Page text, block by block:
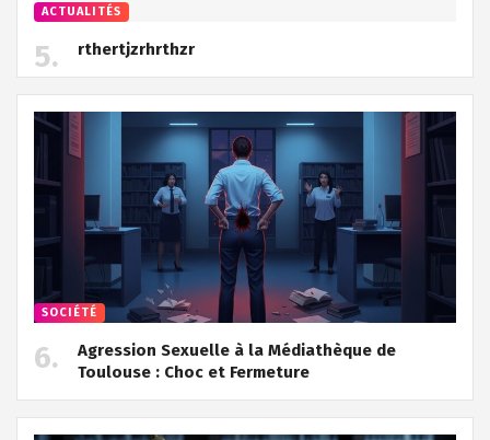
ACTUALITÉS
rthertjzrhrthzr
SOCIÉTÉ
Agression Sexuelle à la Médiathèque de
Toulouse : Choc et Fermeture